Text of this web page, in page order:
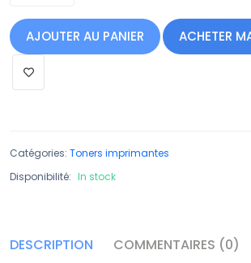
AJOUTER AU PANIER ACHETER
Catégories: Toners imprimantes
Disponibilité: In stock
DESCRIPTION COMMENTAIRES (0)